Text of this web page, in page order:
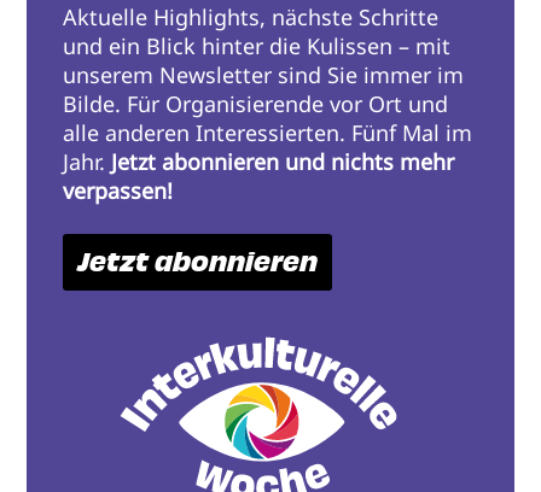
Aktuelle Highlights, nächste Schritte
und ein Blick hinter die Kulissen – mit
unserem Newsletter sind Sie immer im
Bilde. Für Organisierende vor Ort und
alle anderen Interessierten. Fünf Mal im
Jahr. Jetzt abonnieren und nichts mehr
verpassen!
Jetzt abonnieren